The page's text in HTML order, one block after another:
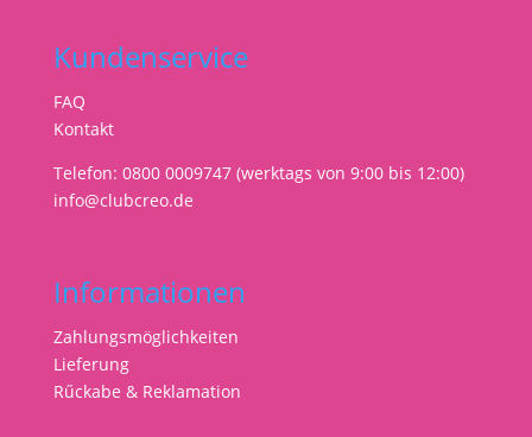
Kundenservice
FAQ
Kontakt
Telefon: 0800 0009747 (werktags von 9:00 bis 12:00)
info@clubcreo.de
Informationen
Zahlungsmöglichkeiten
Lieferung
Rűckabe & Reklamation